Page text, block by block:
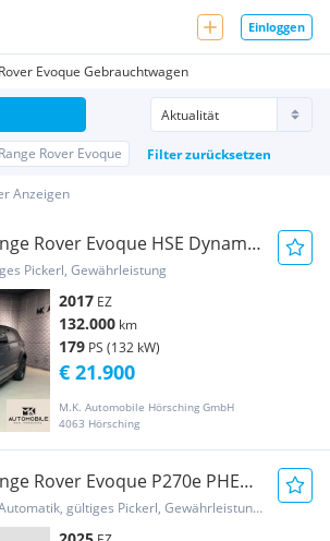
Einloggen
Evoque Gebrauchtwagen
Range Rover Evoque Filter zurücksetzen
Anzeigen
Rover Evoque HSE Dynamic
Pickerl, Gewährleistung
2017 EZ
132.000 km
179 PS (132 kW)
M.K. Automobile Hörsching GmbH
4063 Hörsching
€ 21.900
Rover Evoque P270e PHEV
Hybrid Elektro/Benzin, Automatik, gültiges Pickerl, Gewährleistung, Garantie